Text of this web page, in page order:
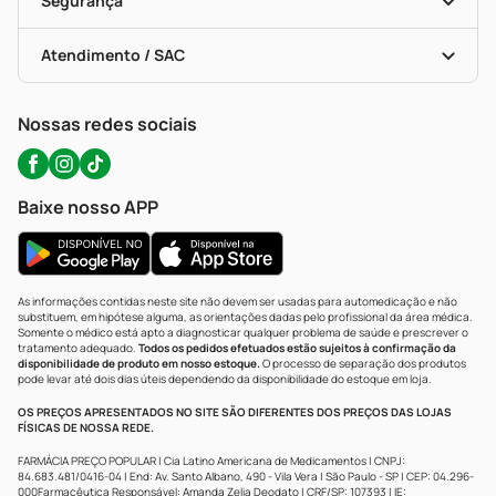
Troca E Devolução
Bulas De A A Z
Políticas De Marketplace
Testes Rápidos
Autoteste Covid-19
Certificado De Segurança
Portal Da Privacidade
Atendimento / SAC
WhatsApp (47) 9202-1687
Nossas redes sociais
Baixe nosso APP
As informações contidas neste site não devem ser usadas para automedicação e não
substituem, em hipótese alguma, as orientações dadas pelo profissional da área médica.
Somente o médico está apto a diagnosticar qualquer problema de saúde e prescrever o
tratamento adequado. Todos os pedidos efetuados estão sujeitos à confirmação da
disponibilidade de produto em nosso estoque.O processo de separação dos produtos
pode levar até dois dias úteis dependendo da disponibilidade do estoque em loja.
OS PREÇOS APRESENTADOS NO SITE SÃO DIFERENTES DOS PREÇOS DAS LOJAS
FÍSICAS DE NOSSA REDE.
FARMÁCIA PREÇO POPULAR | Cia Latino Americana de Medicamentos | CNPJ:
84.683.481/0416-04 | End: Av. Santo Albano, 490 - Vila Vera | São Paulo - SP | CEP: 04.296-
000Farmacêutica Responsável: Amanda Zelia Deodato | CRF/SP: 107393 | IE: